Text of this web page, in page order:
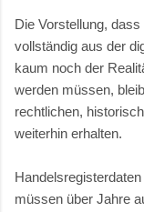
Die Vorstellung,
vollständig aus der
kaum noch der
werden müssen,
rechtlichen,
weiterhin erhalten.
müssen über Jahre